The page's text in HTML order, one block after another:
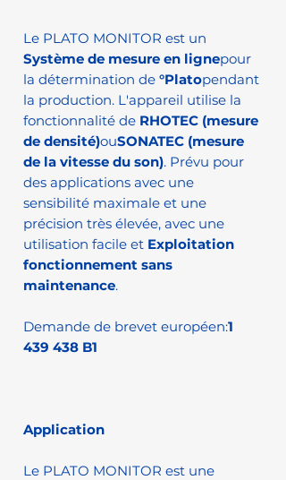
Le PLATO MONITOR est un
Système de mesure en lignepour
la détermination de °Platopendant
la production. L'appareil utilise la
fonctionnalité de RHOTEC (mesure
de densité)ouSONATEC (mesure
de la vitesse du son). Prévu pour
des applications avec une
sensibilité maximale et une
précision très élevée, avec une
utilisation facile et Exploitation
fonctionnement sans
maintenance.
Demande de brevet européen:1
439 438 B1
Application
Le PLATO MONITOR est une